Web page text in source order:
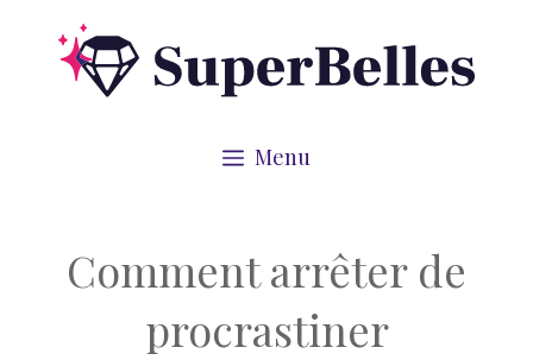
Menu
Comment arrêter de
procrastiner